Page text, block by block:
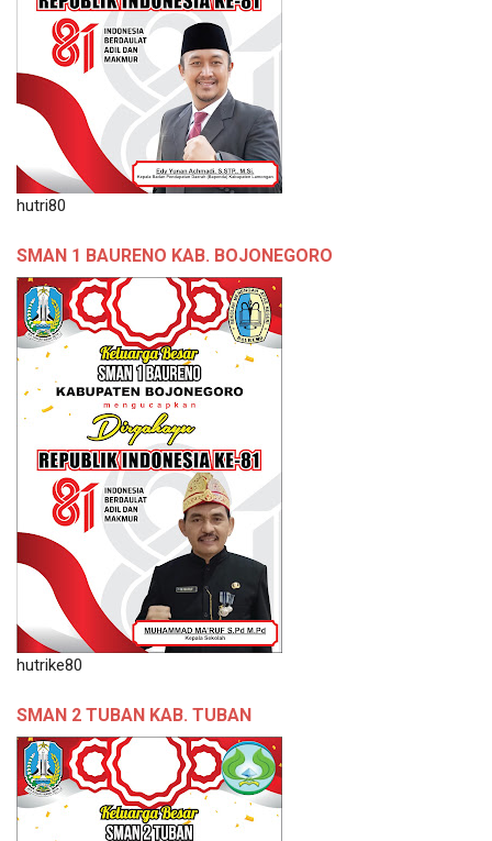
hutri80
SMAN 1 BAURENO KAB. BOJONEGORO
hutrike80
SMAN 2 TUBAN KAB. TUBAN